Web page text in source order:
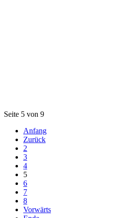
Seite 5 von 9
Anfang
Zurück
2
3
4
5
6
7
8
Vorwärts